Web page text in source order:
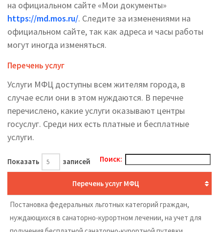
на официальном сайте «Мои документы»
https://md.mos.ru/. Следите за изменениями на
официальном сайте, так как адреса и часы работы
могут иногда изменяться.
Перечень услуг
Услуги МФЦ доступны всем жителям города, в
случае если они в этом нуждаются. В перечне
перечислено, какие услуги оказывают центры
госуслуг. Среди них есть платные и бесплатные
услуги.
Показать записей Поиск:
Перечень услуг МФЦ
Постановка федеральных льготных категорий граждан,
нуждающихся в санаторно-курортном лечении, на учет для